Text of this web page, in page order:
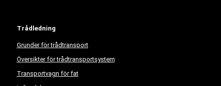
Trådledning
Grunder för trådtransport
Översikter för trådtransportsystem
Transportvagn för fat